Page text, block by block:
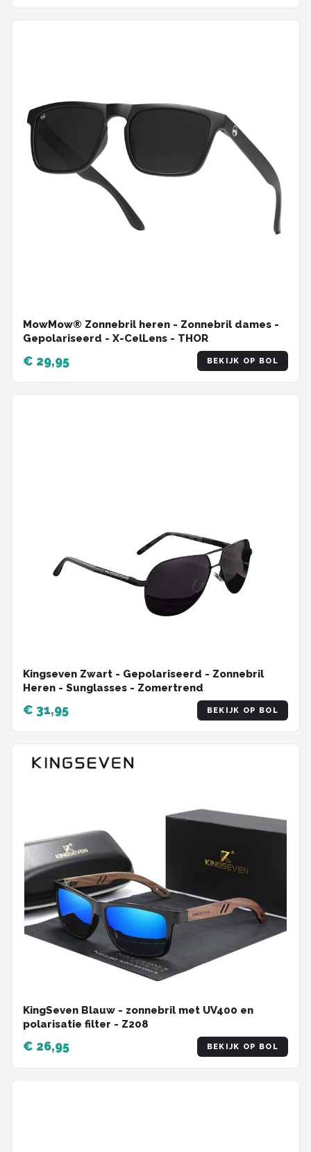
MowMow® Zonnebril heren - Zonnebril dames -
Gepolariseerd - X-CelLens - THOR
€ 29,95 BEKIJK OP BOL
Kingseven Zwart - Gepolariseerd - Zonnebril
Heren - Sunglasses - Zomertrend
€ 31,95 BEKIJK OP BOL
KingSeven Blauw - zonnebril met UV400 en
polarisatie filter - Z208
€ 26,95 BEKIJK OP BOL